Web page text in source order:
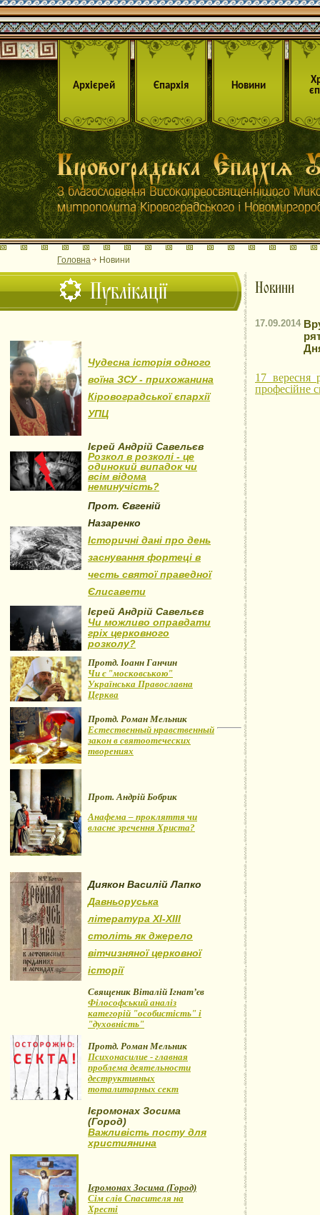
Архієрей Єпархія Новини
Головна Новини
Публікації
Чудесна історія одного
воїна ЗСУ - прихожанина
Кіровоградської єпархії
УПЦ
Ієрей Андрій Савельєв
Розкол в розколі - це
одинокий випадок чи
всім відома
неминучість?
Прот. Євгеній
Назаренко
Історичні дані про день
заснування фортеці в
честь святої праведної
Єлисавети
Ієрей Андрій Савельєв
Чи можливо оправдати
гріх церковного
розколу?
Протд. Іоанн Ганчин
Чи є "московською"
Українська Православна
Церква
Протд. Роман Мельник
Естественный нравственный
закон в святоотеческих
творениях
Прот. Андрій Бобрик
Анафема – прокляття чи
власне зречення Христа?
Диякон Василій Лапко
Давньоруська
література XI-XIII
століть як джерело
вітчизняної церковної
історії
Священик Віталій Ігнат’єв
Філософський аналіз
категорій "особистість" і
"духовність"
Протд. Роман Мельник
Психонасилие - главная
проблема деятельности
деструктивных
тоталитарных сект
Ієромонах Зосима
(Город)
Важливість посту для
християнина
Ієромонах Зосима (Город)
Сім слів Спасителя на
Хресті
Новини
17.09.2014
17 вересня
професійне